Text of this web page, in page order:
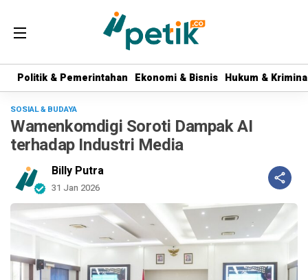
Politik & Pemerintahan Ekonomi & Bisnis Hukum &
Politik & Pemerintahan Ekonomi & Bisnis Hukum &
SOSIAL & BUDAYA
Wamenkomdigi Soroti Dampak AI
terhadap Industri Media
Billy Putra
31 Jan 2026